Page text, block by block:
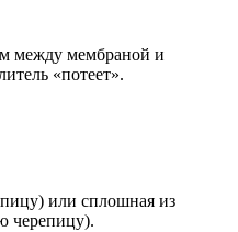
между мембраной и
«потеет».
или сплошная из
черепицу).